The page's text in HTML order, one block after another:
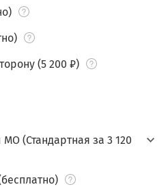
(5 200 ₽)
(Стандартная за 3 120